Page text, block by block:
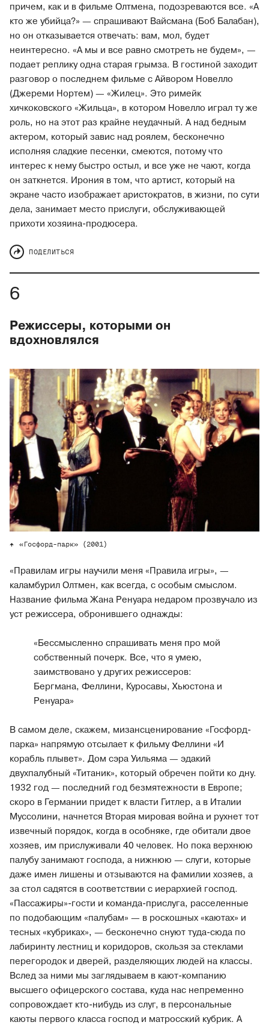
причем, как и в фильме Олтмена, подозреваются все. «А
кто же убийца?» — спрашивают Вайсмана (Боб Балабан),
но он отказывается отвечать: вам, мол, будет
неинтересно. «А мы и все равно смотреть не будем», —
подает реплику одна старая грымза. В гостиной заходит
разговор о последнем фильме с Айвором Новелло
(Джереми Нортем) — «Жилец». Это римейк
хичкоковского «Жильца», в котором Новелло играл ту же
роль, но на этот раз крайне неудачный. А над бедным
актером, который завис над роялем, бесконечно
исполняя сладкие песенки, смеются, потому что
интерес к нему быстро остыл, и все уже не чают, когда
он заткнется. Ирония в том, что артист, который на
экране часто изображает аристократов, в жизни, по сути
дела, занимает место прислуги, обслуживающей
прихоти хозяина-продюсера.
ПОДЕЛИТЬСЯ
Режиссеры, которыми он
вдохновлялся
«Госфорд-парк» (2001)
«Правилам игры научили меня «Правила игры», —
каламбурил Олтмен, как всегда, с особым смыслом.
Название фильма Жана Ренуара недаром прозвучало из
уст режиссера, обронившего однажды:
«Бессмысленно спрашивать меня про мой
собственный почерк. Все, что я умею,
заимствовано у других режиссеров:
Бергмана, Феллини, Куросавы, Хьюстона и
Ренуара»
В самом деле, скажем, мизансценирование «Госфорд-
парка» напрямую отсылает к фильму Феллини «И
корабль плывет». Дом сэра Уильяма — эдакий
двухпалубный «Титаник», который обречен пойти ко дну.
1932 год — последний год безмятежности в Европе;
скоро в Германии придет к власти Гитлер, а в Италии
Муссолини, начнется Вторая мировая война и рухнет тот
извечный порядок, когда в особняке, где обитали двое
хозяев, им прислуживали 40 человек. Но пока верхнюю
палубу занимают господа, а нижнюю — слуги, которые
даже имен лишены и отзываются на фамилии хозяев, а
за стол садятся в соответствии с иерархией господ.
«Пассажиры»-гости и команда-прислуга, расселенные
по подобающим «палубам» — в роскошных «каютах» и
тесных «кубриках», — бесконечно снуют туда-сюда по
лабиринту лестниц и коридоров, скользя за стеклами
перегородок и дверей, разделяющих людей на классы.
Вслед за ними мы заглядываем в кают-компанию
высшего офицерского состава, куда нас непременно
сопровождает кто-нибудь из слуг, в персональные
каюты первого класса господ и матросский кубрик. А